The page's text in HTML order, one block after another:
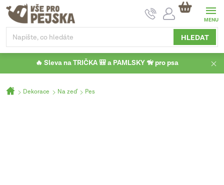
Přejít
obsah
HLEDAT
NÁKUPNÍ
KOŠÍK
🔥 Sleva na TRIČKA 🎒 a PAMLSKY 🦮 pro psa
DomůDekorace Na zeď Pes